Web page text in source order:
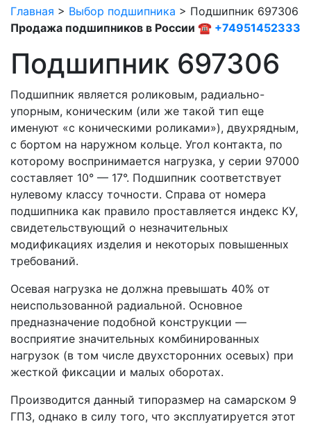
Главная > Выбор подшипника > Подшипник 697306
Продажа подшипников в России ☎ +74951452333
Подшипник 697306
Подшипник является роликовым, радиально-
упорным, коническим (или же такой тип еще
именуют «с коническими роликами»), двухрядным,
с бортом на наружном кольце. Угол контакта, по
которому воспринимается нагрузка, у серии 97000
составляет 10° — 17°. Подшипник соответствует
нулевому классу точности. Справа от номера
подшипника как правило проставляется индекс КУ,
свидетельствующий о незначительных
модификациях изделия и некоторых повышенных
требований.
Осевая нагрузка не должна превышать 40% от
неиспользованной радиальной. Основное
предназначение подобной конструкции —
восприятие значительных комбинированных
нагрузок (в том числе двухсторонних осевых) при
жесткой фиксации и малых оборотах.
Производится данный типоразмер на самарском 9
ГПЗ, однако в силу того, что эксплуатируется этот